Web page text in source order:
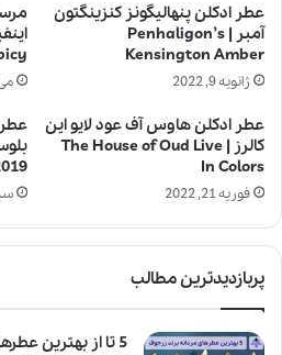
عطر ادکلن پنهالیگونز کنزینگتون
آمبر | Penhaligon’s
Kensington Amber
ژانویه 9, 2022 می 6,
عطر ادکلن هاوس آف عود لایو این
کالرز | The House of Oud Live
In Colors
فوریه 21, 2022
پربازدیدترین مطالب
5 تا از بهترین عطرهای مردانه برند زرجوف